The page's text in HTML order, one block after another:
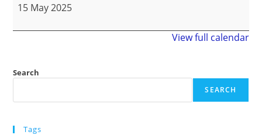
Δημοτικό
Περιστερίου
15 May 2025
View full calendar
Search
SEARCH
Tags